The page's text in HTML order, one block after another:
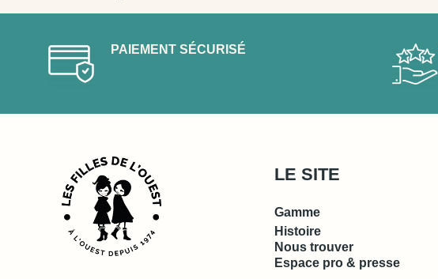
PAIEMENT SÉCURISÉ
LE SITE
Gamme
Histoire
Nous trouver
Espace pro & presse